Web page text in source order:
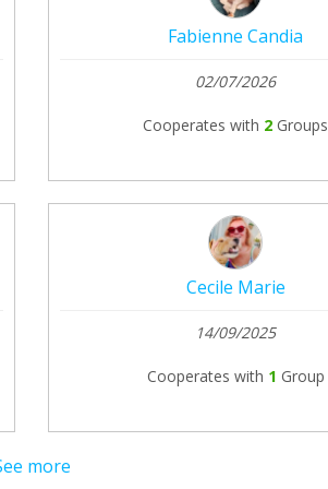
Fabienne Candia
02/07/2026
Cooperates with 2 Groups
Cecile Marie
14/09/2025
Cooperates with 1 Group
more